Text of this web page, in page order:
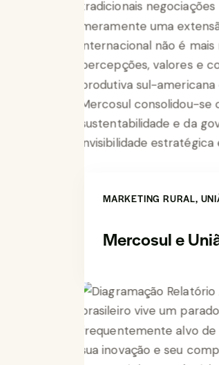
MARKETING RURAL,
Mercosul e